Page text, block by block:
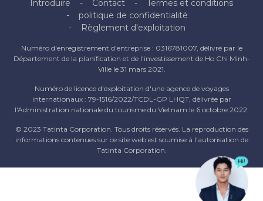
Introduire Contact
Termes et conditions
politique de confidentialité
Règlement d'exploitation
Numéro d'enregistrement d'entreprise : 0316781007, délivré par le
Département de la planification et de l'investissement de Ho Chi Minh-
Ville le 31 mars 2021.
Numéro de licence d'exploitation d'une agence de voyages
internationaux : 79-1516/2022/TCDL-GP LHQT, délivrée par
l'Administration nationale du tourisme du Vietnam le 6 octobre 2022.
© 2023 Tatinta Corporation. Tous droits réservés. La reproduction des
informations contenues sur ce site web est soumise à l'autorisation de
Tatinta Corporation.